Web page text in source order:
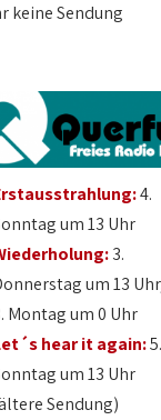
keine Sendung
4.
um 13 Uhr
3.
um 13
Montag um 0 Uhr
hear it again:
um 13 Uhr
Sendung)